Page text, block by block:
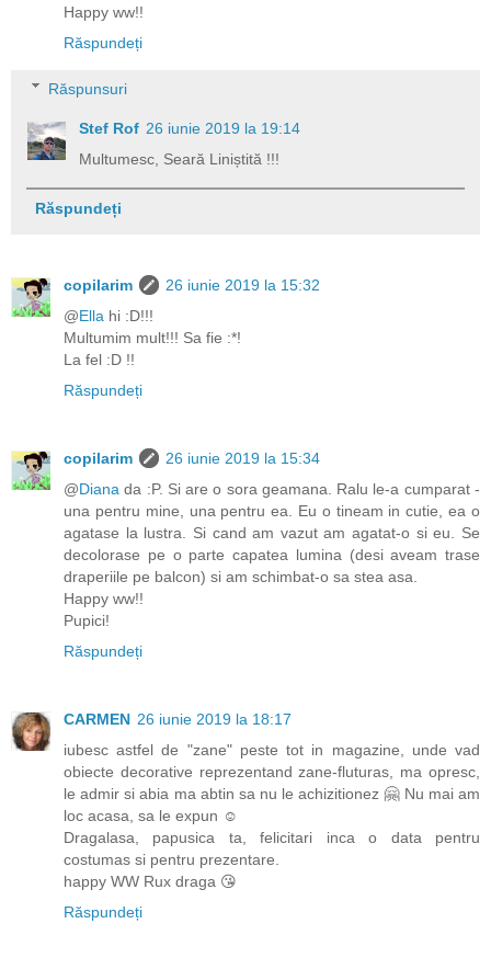
Happy ww!!
Răspundeți
Răspunsuri
Stef Rof 26 iunie 2019 la 19:14
Multumesc, Seară Liniștită !!!
Răspundeți
copilarim
26 iunie 2019 la 15:32
@Ella hi :D!!!
Multumim mult!!! Sa fie :*!
La fel :D !!
Răspundeți
copilarim
26 iunie 2019 la 15:34
@Diana da :P. Si are o sora geamana. Ralu le-a cumparat -
una pentru mine, una pentru ea. Eu o tineam in cutie, ea o
agatase la lustra. Si cand am vazut am agatat-o si eu. Se
decolorase pe o parte capatea lumina (desi aveam trase
draperiile pe balcon) si am schimbat-o sa stea asa.
Happy ww!!
Pupici!
Răspundeți
CARMEN 26 iunie 2019 la 18:17
iubesc astfel de "zane" peste tot in magazine, unde vad
obiecte decorative reprezentand zane-fluturas, ma opresc,
le admir si abia ma abtin sa nu le achizitionez 🤗 Nu mai am
loc acasa, sa le expun ☺️
Dragalasa, papusica ta, felicitari inca o data pentru
costumas si pentru prezentare.
happy WW Rux draga 😘
Răspundeți